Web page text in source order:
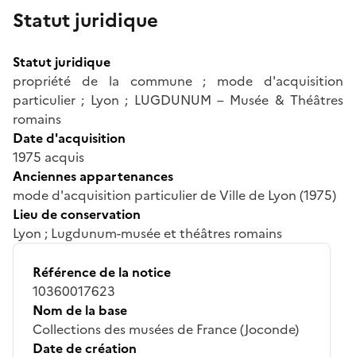
Statut juridique
Statut juridique
propriété de la commune ; mode d'acquisition
particulier ; Lyon ; LUGDUNUM – Musée & Théâtres
romains
Date d'acquisition
1975 acquis
Anciennes appartenances
mode d'acquisition particulier de Ville de Lyon (1975)
Lieu de conservation
Lyon ; Lugdunum-musée et théâtres romains
Référence de la notice
10360017623
Nom de la base
Collections des musées de France (Joconde)
Date de création